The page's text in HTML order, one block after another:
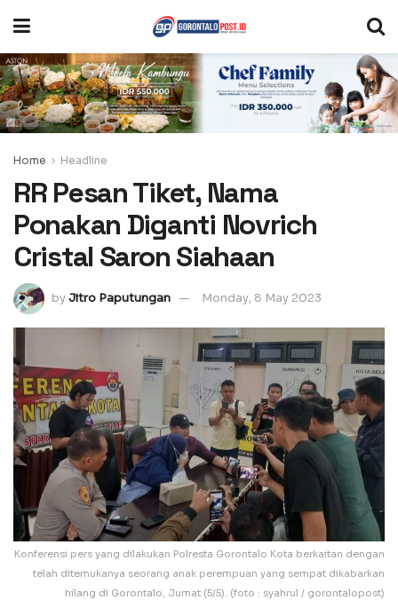
Home Headline
RR Pesan Tiket, Nama
Ponakan Diganti Novrich
Cristal Saron Siahaan
byJitro Paputungan Monday, 8 May 2023
Konferensi pers yang dilakukan Polresta Gorontalo Kota berkaitan dengan
telah ditemukanya seorang anak perempuan yang sempat dikabarkan
hilang di Gorontalo, Jumat (5/5). (foto : syahrul / gorontalopost)